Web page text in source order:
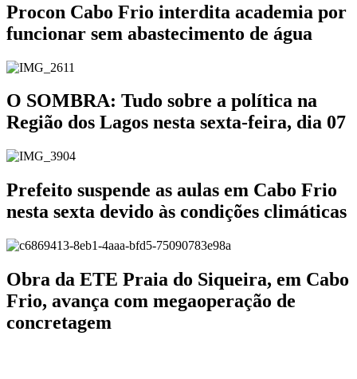
Procon Cabo Frio interdita academia por
funcionar sem abastecimento de água
O SOMBRA: Tudo sobre a política na
Região dos Lagos nesta sexta-feira, dia 07
Prefeito suspende as aulas em Cabo Frio
nesta sexta devido às condições climáticas
Obra da ETE Praia do Siqueira, em Cabo
Frio, avança com megaoperação de
concretagem